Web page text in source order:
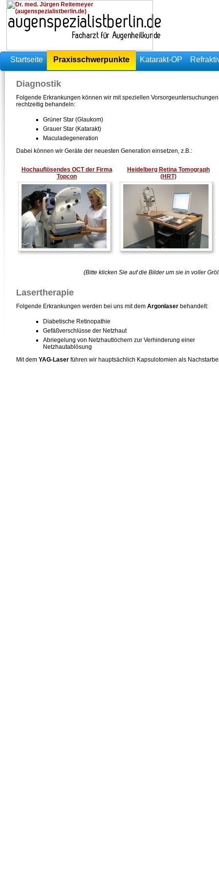
Startseite Praxisschwerpunkte Katarakt-OP
Diagnostik
Folgende Erkrankungen können wir mit speziellen
rechtzeitig behandeln:
Grüner Star (Glaukom)
Grauer Star (Katarakt)
Maculadegeneration
Dabei können wir Geräte der neuesten Generation einsetzen, z.B.:
Hochauflösendes OCT der Firma
Topcon
Heidelberg Retina Tomograph
(HRT)
(Bitte klicken Sie auf die Bilder um sie in voller
Lasertherapie
Folgende Erkrankungen werden bei uns mit dem Argonlaserbehandelt:
Diabetische Retinopathie
Gefäßverschlüsse der Netzhaut
Abriegelung von Netzhautlöchern zur Verhinderung einer
Netzhautablösung
Mit dem YAG-Laserführen wir hauptsächlich Kapsulotomien als